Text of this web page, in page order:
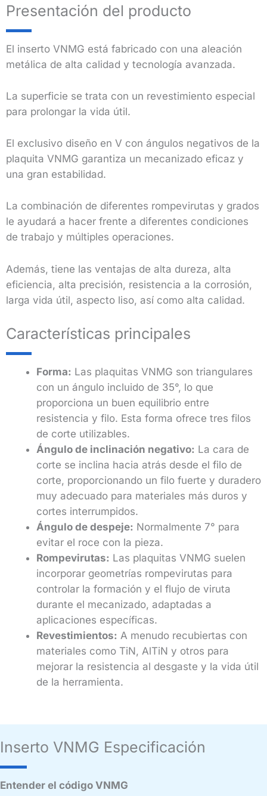
Presentación del producto
El inserto VNMG está fabricado con una aleación
metálica de alta calidad y tecnología avanzada.
La superficie se trata con un revestimiento especial
para prolongar la vida útil.
El exclusivo diseño en V con ángulos negativos de la
plaquita VNMG garantiza un mecanizado eficaz y
una gran estabilidad.
La combinación de diferentes rompevirutas y grados
le ayudará a hacer frente a diferentes condiciones
de trabajo y múltiples operaciones.
Además, tiene las ventajas de alta dureza, alta
eficiencia, alta precisión, resistencia a la corrosión,
larga vida útil, aspecto liso, así como alta calidad.
Características principales
Forma: Las plaquitas VNMG son triangulares
con un ángulo incluido de 35°, lo que
proporciona un buen equilibrio entre
resistencia y filo. Esta forma ofrece tres filos
de corte utilizables.
Ángulo de inclinación negativo: La cara de
corte se inclina hacia atrás desde el filo de
corte, proporcionando un filo fuerte y duradero
muy adecuado para materiales más duros y
cortes interrumpidos.
Ángulo de despeje: Normalmente 7° para
evitar el roce con la pieza.
Rompevirutas: Las plaquitas VNMG suelen
incorporar geometrías rompevirutas para
controlar la formación y el flujo de viruta
durante el mecanizado, adaptadas a
aplicaciones específicas.
Revestimientos: A menudo recubiertas con
materiales como TiN, AlTiN y otros para
mejorar la resistencia al desgaste y la vida útil
de la herramienta.
Inserto VNMG Especificación
Entender el código VNMG